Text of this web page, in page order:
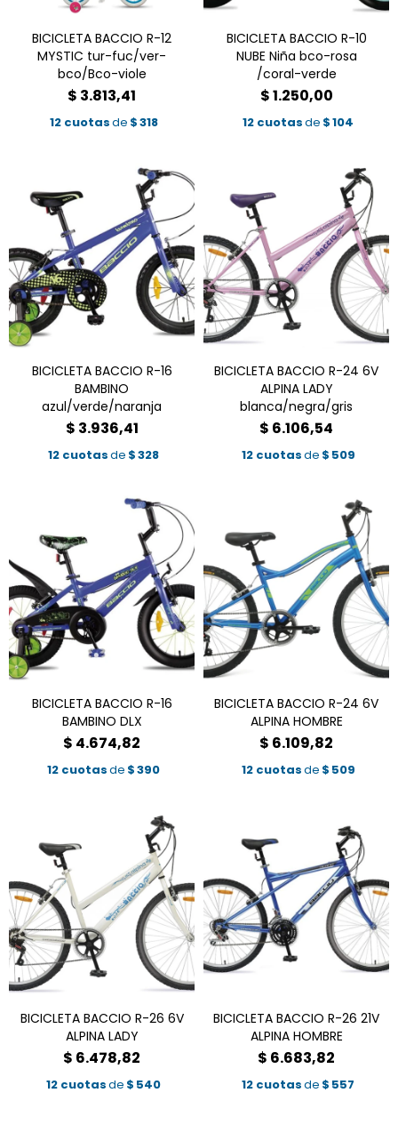
BICICLETA BACCIO R-12
MYSTIC tur-fuc/ver-
bco/Bco-viole
$ 3.813,41
12 cuotasde $318
BICICLETA BACCIO R-10
NUBE Niña bco-rosa
/coral-verde
$1.250,00
12 cuotasde $104
BICICLETA BACCIO R-16
BAMBINO
azul/verde/naranja
$ 3.936,41
12 cuotasde $328
BICICLETA BACCIO R-24 6V
ALPINA LADY
blanca/negra/gris
$ 6.106,54
12 cuotasde $ 509
BICICLETA BACCIO R-16
BAMBINO DLX
$ 4.674,82
12 cuotasde $390
BICICLETA BACCIO R-24 6V
ALPINA HOMBRE
$ 6.109,82
12 cuotasde $ 509
BICICLETA BACCIO R-26 6V
ALPINA LADY
$ 6.478,82
12 cuotasde $ 540
BICICLETA BACCIO R-26 21V
ALPINA HOMBRE
$ 6.683,82
12 cuotasde $ 557